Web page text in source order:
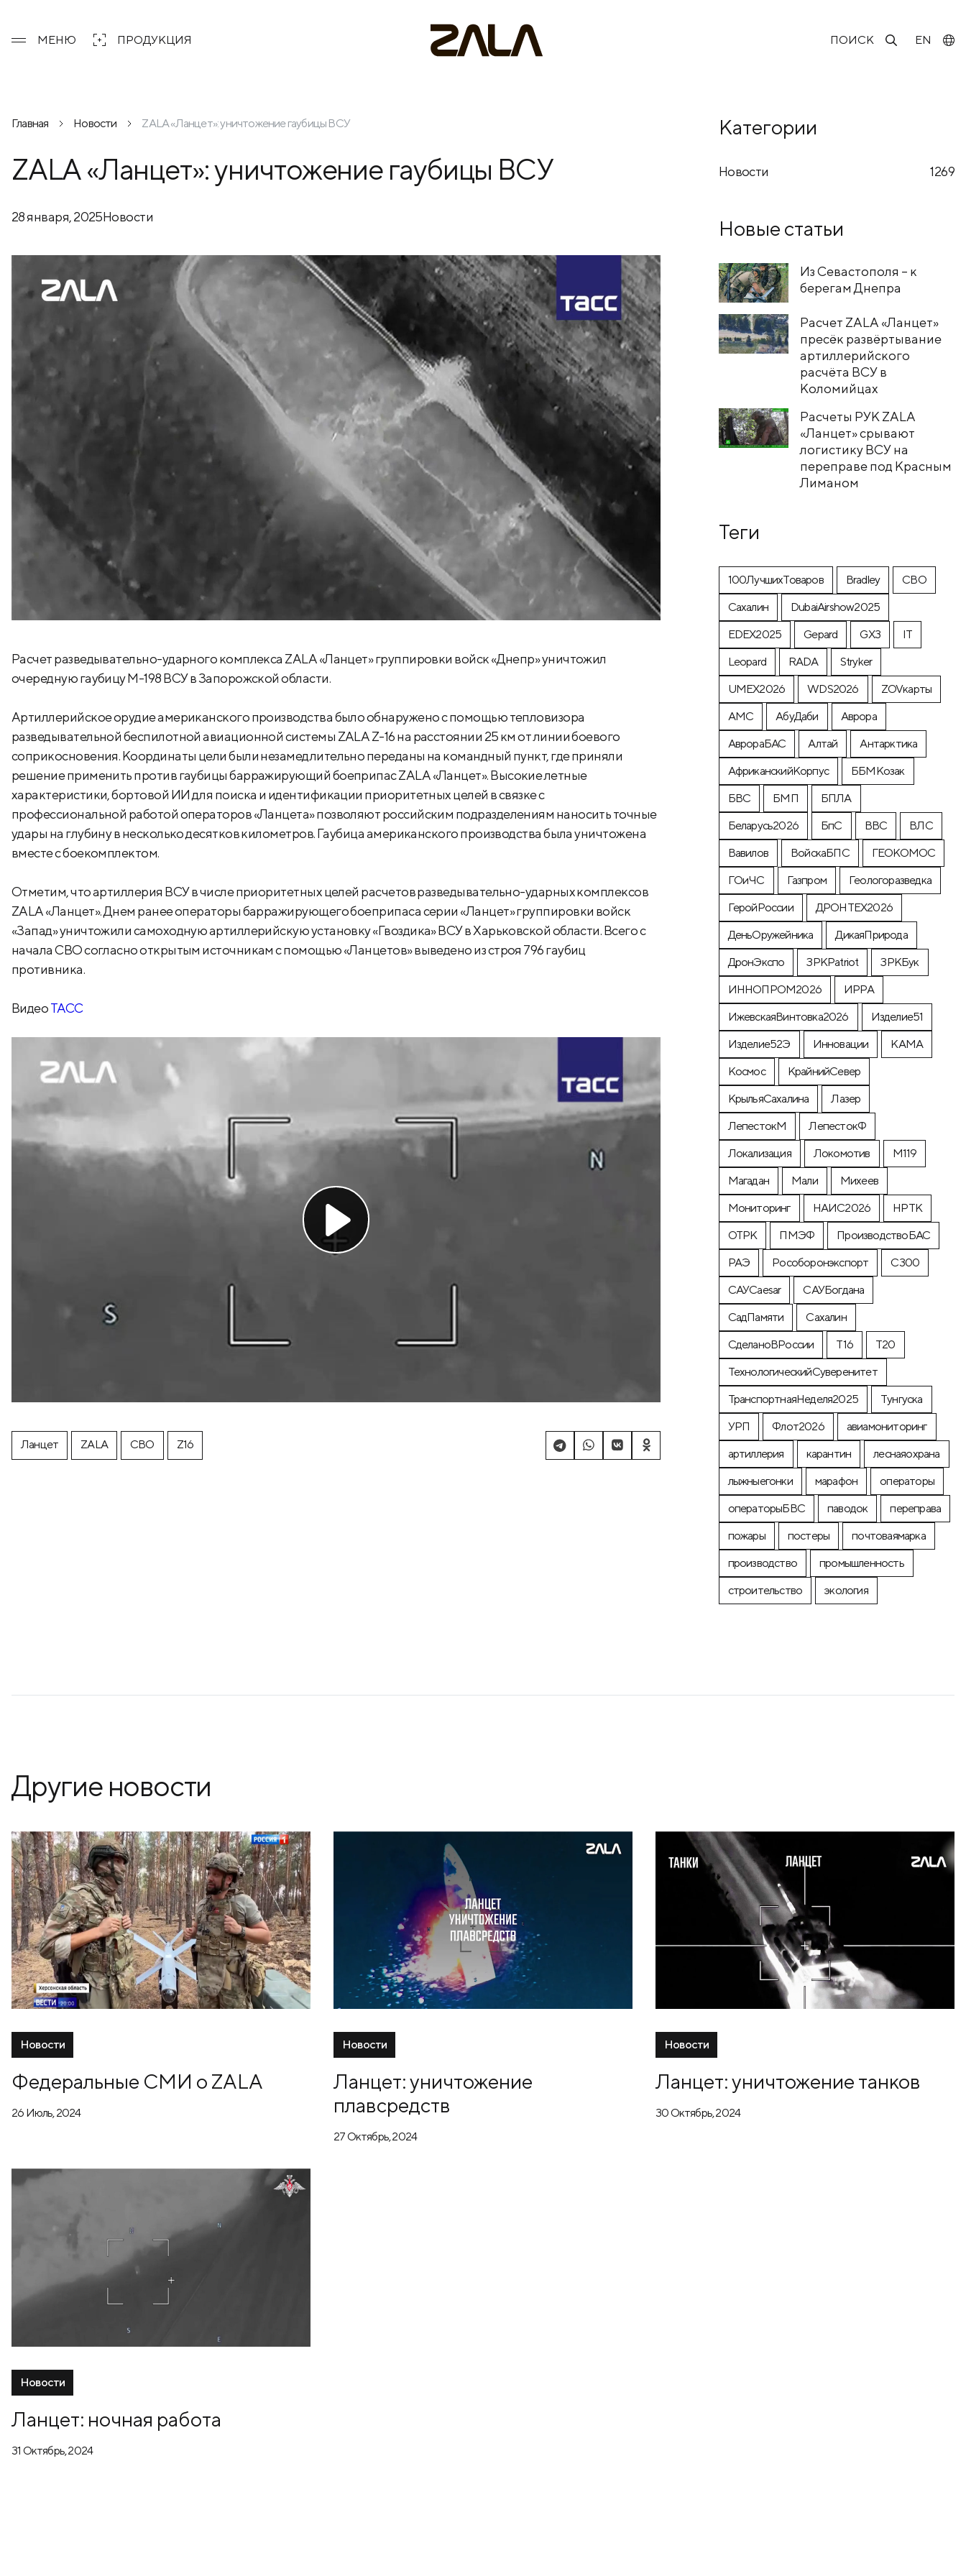
МЕНЮ ПРОДУКЦИЯ ПОИСК EN
Главная Новости ZALA «Ланцет»: уничтожение гаубицы ВСУ
ZALA «Ланцет»: уничтожение гаубицы ВСУ
28 января, 2025Новости
Расчет разведывательно-ударного комплекса ZALA «Ланцет» группировки войск «Днепр» уничтожил
очередную гаубицу M-198 ВСУ в Запорожской области.
Артиллерийское орудие американского производства было обнаружено с помощью тепловизора
разведывательной беспилотной авиационной системы ZALA Z-16 на расстоянии 25 км от линии боевого
соприкосновения. Координаты цели были незамедлительно переданы на командный пункт, где приняли
решение применить против гаубицы барражирующий боеприпас ZALA «Ланцет». Высокие летные
характеристики, бортовой ИИ для поиска и идентификации приоритетных целей в связке с
профессиональной работой операторов «Ланцета» позволяют российским подразделениям наносить точные
удары на глубину в несколько десятков километров. Гаубица американского производства была уничтожена
вместе с боекомплектом.
Отметим, что артиллерия ВСУ в числе приоритетных целей расчетов разведывательно-ударных комплексов
ZALA «Ланцет». Днем ранее операторы барражирующего боеприпаса серии «Ланцет» группировки войск
«Запад» уничтожили самоходную артиллерийскую установку «Гвоздика» ВСУ в Харьковской области. Всего с
начала СВО согласно открытым источникам с помощью «Ланцетов» выведено из строя 796 гаубиц
противника.
ВидеоТАСС
Ланцет ZALA СВО Z16
Категории
Новости 1269
Новые статьи
Из Севастополя – к
берегам Днепра
Расчет ZALA «Ланцет»
пресёк развёртывание
артиллерийского
расчёта ВСУ в
Коломийцах
Расчеты РУК ZALA
«Ланцет» срывают
логистику ВСУ на
переправе под Красным
Лиманом
Теги
100ЛучшихТоваров Bradley
CВО
Cахалин
DubaiAirshow2025
EDEX2025
Gepard GX3
IT
Leopard
RADA
Stryker
UMEX2026
WDS2026
ZOVкарты
АМС
АбуДаби
Аврора
АврораБАС
Алтай
Антарктика
АфриканскийКорпус
ББМКозак
БВС
БМП
БПЛА
Беларусь2026
БпС ВВС
ВЛС
Вавилов
ВойскаБПС
ГЕОКОМОС
ГОиЧС
Газпром
Геологоразведка
ГеройРоссии
ДРОНТЕХ2026
ДеньОружейника
ДикаяПрирода
ДронЭкспо
ЗРКPatriot
ЗРКБук
ИННОПРОМ2026
ИРРА
ИжевскаяВинтовка2026
Изделие51
Изделие52Э
Инновации
КАМА
Космос
КрайнийСевер
КрыльяСахалина
Лазер
ЛепестокМ
ЛепестокФ
Локализация
Локомотив
М119
Магадан
Мали
Михеев
Мониторинг
НАИС2026
НРТК
ОТРК
ПМЭФ
ПроизводствоБАС
РАЭ
Рособоронэкспорт
С300
САУCaesar
САУБогдана
СадПамяти
Сахалин
СделаноВРоссии
Т16
Т20
ТехнологическийСуверенитет
ТранспортнаяНеделя2025
Тунгуска
УРП
Флот2026
авиамониторинг
артиллерия
карантин
леснаяохрана
лыжныегонки
марафон
операторы
операторыБВС
паводок
переправа
пожары
постеры
почтоваямарка
производство
промышленность
строительство
экология
Другие новости
Новости
Федеральные СМИ о ZALA
26 Июль, 2024
Новости
Ланцет: уничтожение
плавсредств
27 Октябрь, 2024
Новости
Ланцет: уничтожение танков
30 Октябрь, 2024
Новости
Ланцет: ночная работа
31 Октябрь, 2024